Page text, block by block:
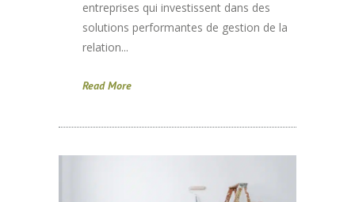
entreprises qui investissent dans des
solutions performantes de gestion de la
relation...
Read More